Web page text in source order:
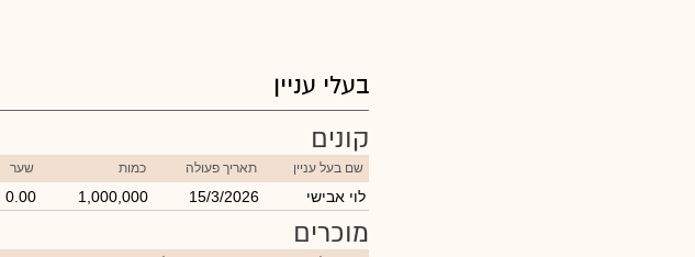
בעלי עניין
קונים
שם בעל עניין תאריך פעולה כמות שער
לוי אבישי 15/3/2026
1,000,000
0.00
מוכרים